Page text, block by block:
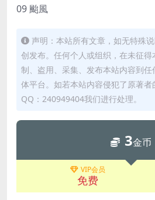
09 颱風
声明：本站所有文章，如无特殊
创发布。任何个人或组织，在未征得
制、盗用、采集、发布本站内容到
体平台。如若本站内容侵犯了原著
QQ：240949404我们进行处理。
3金币
VIP会员
免费